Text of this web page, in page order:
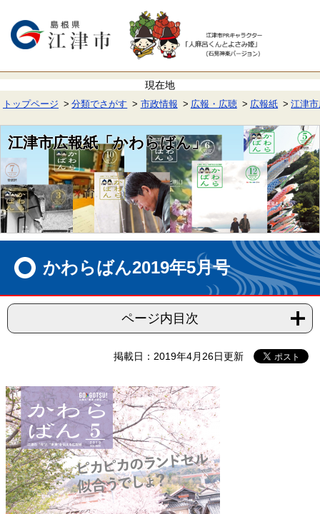
で
ば
本トップページ 分類でさがす 市政情報 広報・広聴 広報紙 江津
江津市広報紙「かわらばん」
かわらばん2019年5月号
ページ内目次
掲載日：2019年4月26日更新